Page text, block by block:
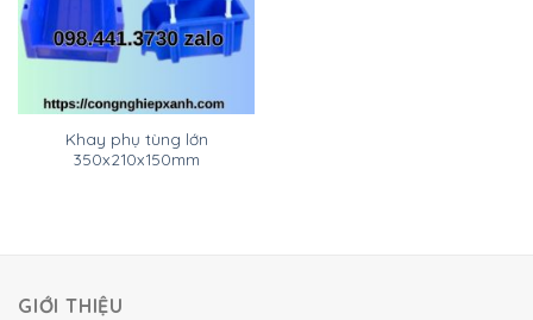
Khay phụ tùng lớn
350x210x150mm
GIỚI THIỆU